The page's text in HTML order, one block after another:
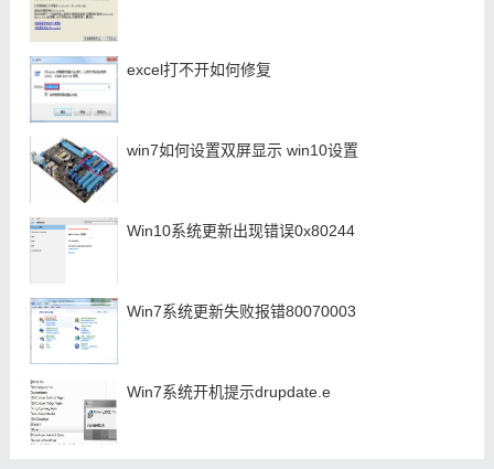
excel打不开如何修复
win7如何设置双屏显示 win10设置
Win10系统更新出现错误0x80244
Win7系统更新失败报错80070003
Win7系统开机提示drupdate.e